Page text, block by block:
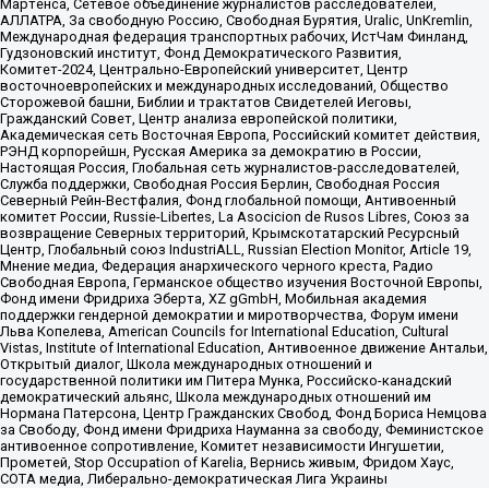
Мартенса, Сетевое объединение журналистов расследователей,
АЛЛАТРА, За свободную Россию, Свободная Бурятия, Uralic, UnKremlin,
Международная федерация транспортных рабочих, ИстЧам Финланд,
Гудзоновский институт, Фонд Демократического Развития,
Комитет-2024, Центрально-Европейский университет, Центр
восточноевропейских и международных исследований, Общество
Сторожевой башни, Библии и трактатов Свидетелей Иеговы,
Гражданский Совет, Центр анализа европейской политики,
Академическая сеть Восточная Европа, Российский комитет действия,
РЭНД корпорейшн, Русская Америка за демократию в России,
Настоящая Россия, Глобальная сеть журналистов-расследователей,
Служба поддержки, Свободная Россия Берлин, Свободная Россия
Северный Рейн-Вестфалия, Фонд глобальной помощи, Антивоенный
комитет России, Russie-Libertes, La Asocicion de Rusos Libres, Союз за
возвращение Северных территорий, Крымскотатарский Ресурсный
Центр, Глобальный союз IndustriALL, Russian Election Monitor, Article 19,
Мнение медиа, Федерация анархического черного креста, Радио
Свободная Европа, Германское общество изучения Восточной Европы,
Фонд имени Фридриха Эберта, XZ gGmbH, Мобильная академия
поддержки гендерной демократии и миротворчества, Форум имени
Льва Копелева, American Councils for International Education, Cultural
Vistas, Institute of International Education, Антивоенное движение Антальи,
Открытый диалог, Школа международных отношений и
государственной политики им Питера Мунка, Российско-канадский
демократический альянс, Школа международных отношений им
Нормана Патерсона, Центр Гражданских Свобод, Фонд Бориса Немцова
за Свободу, Фонд имени Фридриха Науманна за свободу, Феминистское
антивоенное сопротивление, Комитет независимости Ингушетии,
Прометей, Stop Occupation of Karelia, Вернись живым, Фридом Хаус,
СОТА медиа, Либерально-демократическая Лига Украины